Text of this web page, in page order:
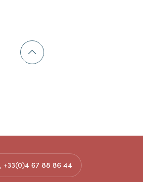
+33(0)4 67 88 86 44